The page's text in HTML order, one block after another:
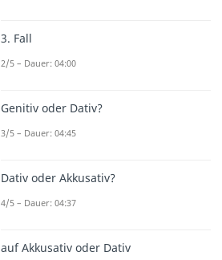
3. Fall
2/5 – Dauer: 04:00
Genitiv oder Dativ?
3/5 – Dauer: 04:45
Dativ oder Akkusativ?
4/5 – Dauer: 04:37
auf Akkusativ oder Dativ